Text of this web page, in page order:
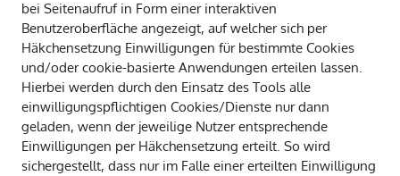
bei Seitenaufruf in Form einer interaktiven
Benutzeroberfläche angezeigt, auf welcher sich per
Häkchensetzung Einwilligungen für bestimmte Cookies
und/oder cookie-basierte Anwendungen erteilen lassen.
Hierbei werden durch den Einsatz des Tools alle
einwilligungspflichtigen Cookies/Dienste nur dann
geladen, wenn der jeweilige Nutzer entsprechende
Einwilligungen per Häkchensetzung erteilt. So wird
sichergestellt, dass nur im Falle einer erteilten Einwilligung